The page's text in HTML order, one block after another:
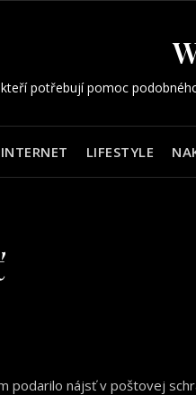
potřebují pomoc
INTERNET LIFESTYLE
podarilo nájsť v poštovej